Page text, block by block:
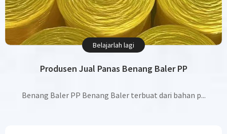
Produsen Jual Panas Benang Baler PP
Benang Baler PP Benang Baler terbuat dari bahan p...
Belajarlah lagi